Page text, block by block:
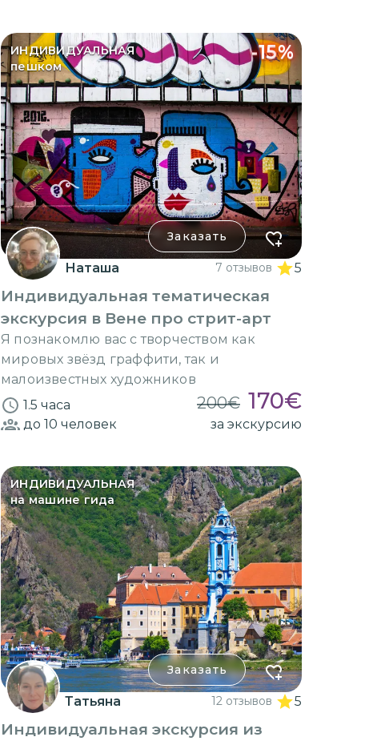
ИНДИВИДУАЛЬНАЯ
пешком
-15%
Заказать
Наташа 7 отзывов 5
Индивидуальная тематическая
экскурсия в Вене про стрит-арт
Я познакомлю вас с творчеством как
мировых звёзд граффити, так и
малоизвестных художников
1.5 часа
200€ 170€
до 10 человек за экскурсию
ИНДИВИДУАЛЬНАЯ
на машине гида
Заказать
Татьяна 12 отзывов 5
Индивидуальная экскурсия из